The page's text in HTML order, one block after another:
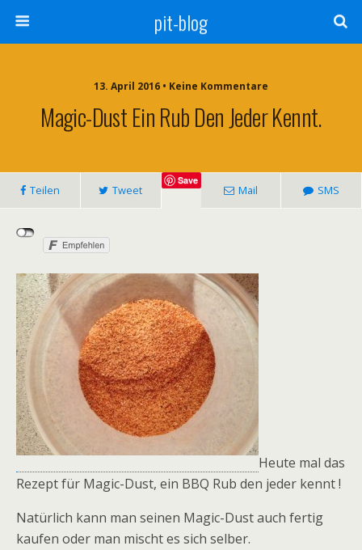
pit-blog
13. April 2016 • Keine Kommentare
Magic-Dust Ein Rub Den Jeder Kennt.
Teilen Tweet
Save
Mail SMS
Heute mal das
Rezept für Magic-Dust, ein BBQ Rub den jeder kennt !
Natürlich kann man seinen Magic-Dust auch fertig
kaufen oder man mischt es sich selber.